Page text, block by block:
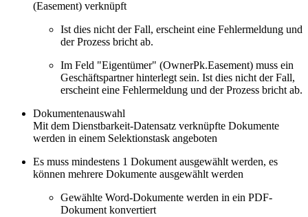
(Easement) verknüpft
Ist dies nicht der Fall, erscheint eine Fehlermeldung und
der Prozess bricht ab.
Im Feld "Eigentümer" (OwnerPk.Easement) muss ein
Geschäftspartner hinterlegt sein. Ist dies nicht der Fall,
erscheint eine Fehlermeldung und der Prozess bricht ab.
Dokumentenauswahl
Mit dem Dienstbarkeit-Datensatz verknüpfte Dokumente
werden in einem Selektionstask angeboten
Es muss mindestens 1 Dokument ausgewählt werden, es
können mehrere Dokumente ausgewählt werden
Gewählte Word-Dokumente werden in ein PDF-
Dokument konvertiert